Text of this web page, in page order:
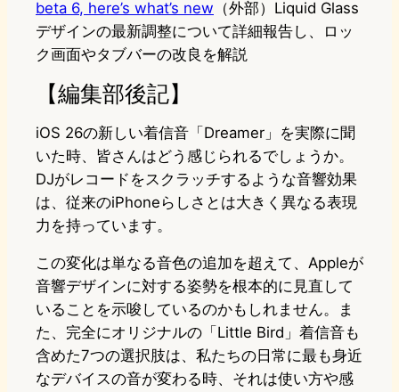
beta 6, here’s what’s new （外部）Liquid Glass
デザインの最新調整について詳細報告し、ロッ
ク画面やタブバーの改良を解説
【編集部後記】
iOS 26の新しい着信音「Dreamer」を実際に聞
いた時、皆さんはどう感じられるでしょうか。
DJがレコードをスクラッチするような音響効果
は、従来のiPhoneらしさとは大きく異なる表現
力を持っています。
この変化は単なる音色の追加を超えて、Appleが
音響デザインに対する姿勢を根本的に見直して
いることを示唆しているのかもしれません。ま
た、完全にオリジナルの「Little Bird」着信音も
含めた7つの選択肢は、私たちの日常に最も身近
なデバイスの音が変わる時、それは使い方や感